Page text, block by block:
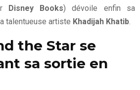
Disney Books) dévoile enfin sa
talentueuse artiste Khadijah Khatib
the Star se
sa sortie en